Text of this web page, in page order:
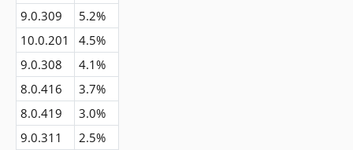
9.0.309
5.2%
10.0.201
4.5%
9.0.308
4.1%
8.0.416
3.7%
8.0.419
3.0%
9.0.311
2.5%